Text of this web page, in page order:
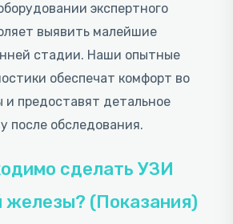
экспертного
выявить малейшие
стадии. Наши опытные
обеспечат комфорт во
и предоставят детальное
после обследования.
сделать УЗИ
железы? (Показания)